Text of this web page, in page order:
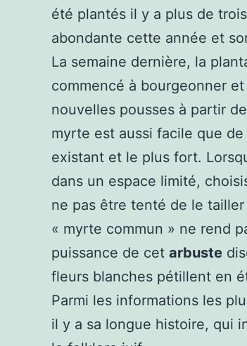
été plantés il y a plus de
abondante cette année et
La semaine dernière, la
commencé à bourgeonner
nouvelles pousses à partir
myrte est aussi facile que
existant et le plus fort.
dans un espace limité,
ne pas être tenté de le
« myrte commun » ne rend
puissance de cet arbuste
fleurs blanches pétillent en
Parmi les informations les
il y a sa longue histoire, qui